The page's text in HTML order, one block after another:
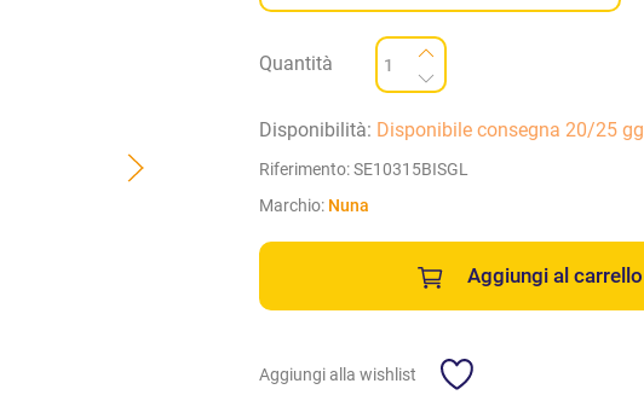
Quantità
Disponibilità: Disponibile consegna 20/25 gg
Riferimento:SE10315BISGL
Marchio: Nuna
Aggiungi al carrello
Aggiungi alla wishlist